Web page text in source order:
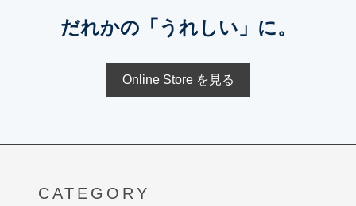
だれかの「うれしい」に。
Online Store を見る
CATEGORY